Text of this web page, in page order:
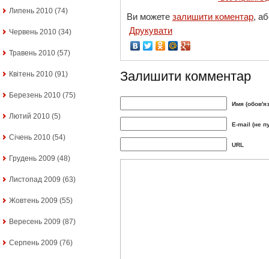
Липень 2010 (74)
Червень 2010 (34)
Травень 2010 (57)
Квітень 2010 (91)
Березень 2010 (75)
Лютий 2010 (5)
Січень 2010 (54)
Грудень 2009 (48)
Листопад 2009 (63)
Жовтень 2009 (55)
Вересень 2009 (87)
Серпень 2009 (76)
Ви можете залишити коментар,
Друкувати
Залишити комментар
Имя
E-mail (не
URL